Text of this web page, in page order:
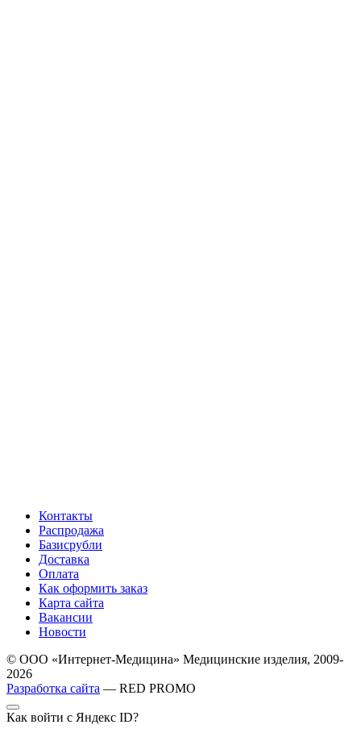
Контакты
Распродажа
Базисрубли
Доставка
Оплата
Как оформить заказ
Карта сайта
Вакансии
Новости
© ООО «Интернет-Медицина» Медицинские изделия, 2009-
2026
Разработка сайта — RED PROMO
Как войти с Яндекс ID?